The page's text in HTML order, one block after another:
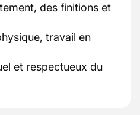
des finitions et
travail en
et respectueux du